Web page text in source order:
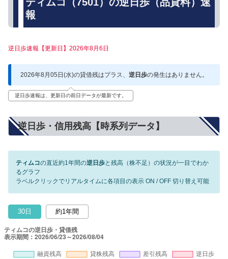
報
逆日歩速報【更新日】2026年8月6日
2026年8月05日(水)の貸借残はプラス、 逆日歩の発生はありません。
逆日歩速報は、更新日の前日データが最新です。
逆日歩・信用残高【時系列データ】
ティムコの直近約1年間の逆日歩と残高（株不足）の状況が一目でわか
るグラフ
ラベルクリックでリアルタイムに各項目の表示 ON / OFF 切り替え可能
30日 約1年間